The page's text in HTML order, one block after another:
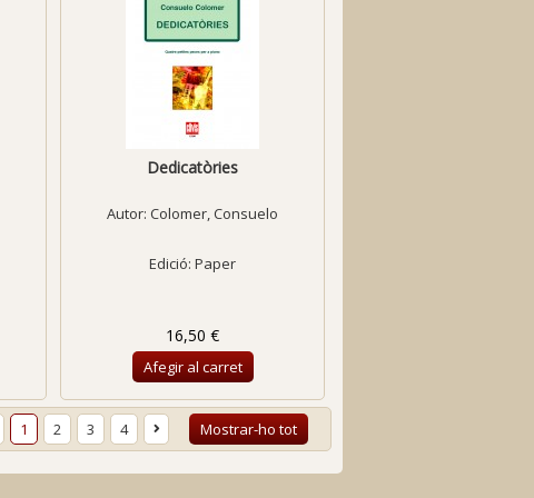
Dedicatòries
Autor:Colomer, Consuelo
Edició: Paper
16,50 €
Afegir al carret
Mostrar-ho tot
1 2 3 4